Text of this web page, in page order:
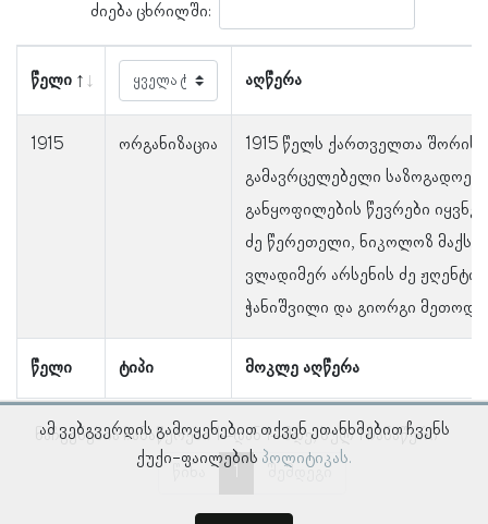
ძიება ცხრილში:
წელი აღწერა
წელი ტიპი მოკლე აღწერა
1915 ორგანიზაცია
1915 წელს ქართველთა შორის
გამავრცელებელი
განყოფილების წევრები
ძე წერეთელი, ნიკოლოზ
ვლადიმერ არსენის ძე ჟღენტი,
ჭანიშვილი და გიორგი
ნაჩვენებია ჩანაწერები 1–დან 1–მდე, სულ 1 ჩანაწერი
წინა
შემდეგი
ამ ვებგვერდის გამოყენებით თქვენ ეთანხმებით ჩვენს
ქუქი-ფაილების პოლიტიკას.